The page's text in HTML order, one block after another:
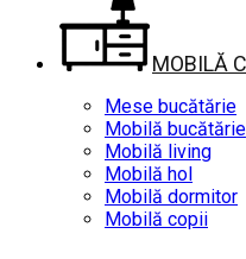
MOBILĂ
Mese bucătărie
Mobilă bucătărie
Mobilă living
Mobilă hol
Mobilă dormitor
Mobilă copii